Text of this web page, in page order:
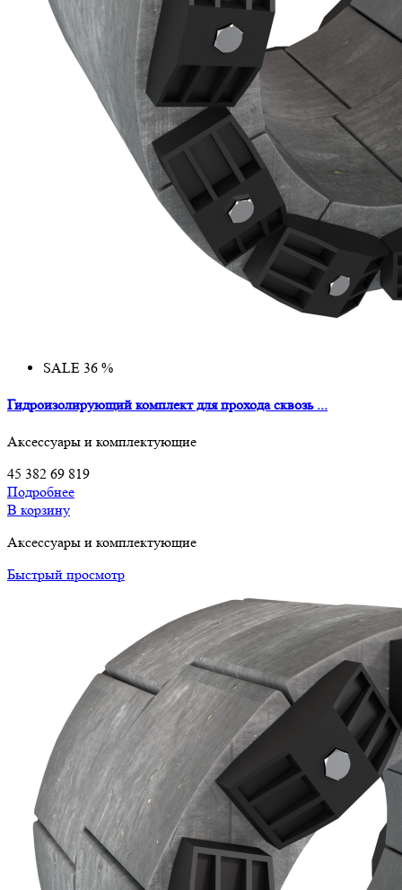
SALE 36 %
Гидроизолирующий комплект для прохода сквозь ...
Аксессуары и комплектующие
45 382 69 819
Подробнее
В корзину
Аксессуары и комплектующие
Быстрый просмотр